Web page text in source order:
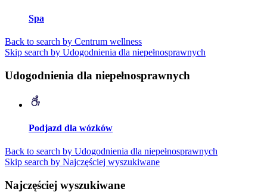
Spa
Back to search by Centrum wellness
Skip search by Udogodnienia dla niepełnosprawnych
Udogodnienia dla niepełnosprawnych
Podjazd dla wózków
Back to search by Udogodnienia dla niepełnosprawnych
Skip search by Najczęściej wyszukiwane
Najczęściej wyszukiwane